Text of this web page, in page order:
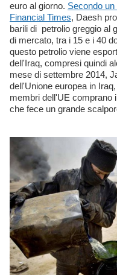
euro al giorno. Secondo
Financial Times, Daesh
barili di petrolio greggio al
di mercato, tra i 15 e i 40
questo petrolio viene
dell'Iraq, compresi quindi
mese di settembre 2014,
dell'Unione europea in
membri dell'UE comprano
che fece un grande